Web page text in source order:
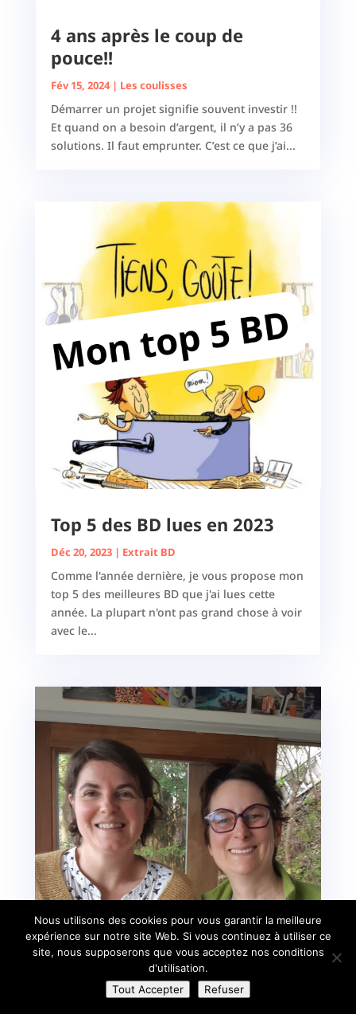
4 ans après le coup de
pouce!!
Fév 15, 2024| Les coulisses
Démarrer un projet signifie souvent investir !!
Et quand on a besoin d’argent, il n’y a pas 36
solutions. Il faut emprunter. C’est ce que j’ai...
Top 5 des BD lues en 2023
Déc 20, 2023| Extrait BD
Comme l'année dernière, je vous propose mon
top 5 des meilleures BD que j'ai lues cette
année. La plupart n'ont pas grand chose à voir
avec le...
Nous utilisons des cookies pour vous garantir la meilleure
expérience sur notre site Web. Si vous continuez à utiliser ce
site, nous supposerons que vous acceptez nos conditions
d'utilisation.
Tout Accepter
Refuser